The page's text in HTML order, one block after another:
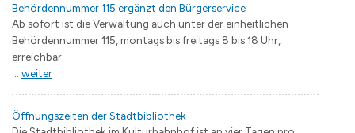
Behördennummer 115 ergänzt den Bürgerservice
Ab sofort ist die Verwaltung auch unter der einheitlichen
Behördennummer 115, montags bis freitags 8 bis 18 Uhr,
erreichbar.
weiter
Öffnungszeiten der Stadtbibliothek